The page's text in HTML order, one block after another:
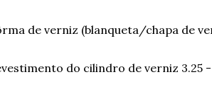
de verniz (blanqueta/chapa de
do cilindro de verniz 3.25